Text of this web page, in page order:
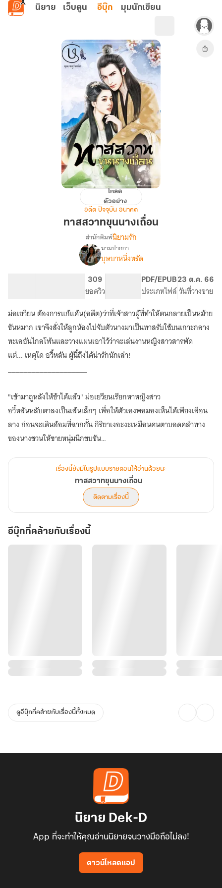
ข้ามไปยังเนื้อหาหลัก
นิยาย เว็บตูน อีบุ๊ก มุมนักเขียน
ขุนนาง
โหลด
ตัวอย่าง
อดีต ปัจจุบัน อนาคต
ทาสสวาทขุนนางเถื่อน
เรื่อง
ทาส
สำนักพิมพ์นิยามรัก
นามปากกา
บุษบาหนึ่งหรัด
309
ยอดวิว
PDF/EPUB
ประเภทไฟล์
23 ต.ค. 66
วันที่วางขาย
ม่อเยวียน ต้องการแก้แค้น(อดีต)ว่าที่เจ้าสาวผู้ที่ทำให้ตนกลายเป็นหม้าย
ขันหมาก เขาจึงสั่งให้ลูกน้องไปจับตัวนางมาเป็นทาสรับใช้บนเกาะกลาง
ทะเลอันไกลโพ้นและวางแผนเอาไว้ว่าจะเล่นงานหญิงสาวสารพัด
แต่... เหตุใด อวี้หลัน ผู้นี้ถึงได้น่ารักนักเล่า!
____________________
"เข้ามาถูหลังให้ข้าได้แล้ว" ม่อเยวียนเรียกหาหญิงสาว
อวี้หลันหลับตาลงเป็นเส้นเล็กๆ เพื่อให้ตัวเองพอมองเห็นได้เพียงเลือน
ลาง ก่อนจะเดินอ้อมที่ฉากกั้น กิริยาเงอะงะเหมือนคนตาบอดคลำทาง
ของนางชวนให้ชายหนุ่มนึกขบขัน
หลับตา" เขาเอ่ยออกมาอย่างเหลือทน
หญิงสาวรีบลืมตาขึ้นทันที
"ข้าทำเช่นนี้ก็เพื่อความสบายใจของท่านต่างหากเล่า"
"ถาดเครื่องหอมวางอยู่ตรงนั้น" เขาชี้ไปทางปลายเท้า
"ห๊า!" อวี้หลันอุทานออกมาเสียงดังด้วยความลืมตัว แบบนี้... ตอนที่เดิน
กลับมานางก็ต้องเห็นอะไรต่อมิอะไรของเขาน่ะสิ!
"เจ้ามองหาสิ่งใดอีก ถาดเครื่องหอมวางอยู่บนโต๊ะ มองไม่เห็นรึ"
เรื่องนี้ยังมีในรูปแบบรายตอนให้อ่านด้วยนะ
ทาสสวาทขุนนางเถื่อน
ติดตามเรื่องนี้
อีบุ๊กที่คล้ายกับเรื่องนี้
ดูอีบุ๊กที่คล้ายกับเรื่องนี้ทั้งหมด
นิยาย Dek-D
App ที่จะทำให้คุณอ่านนิยายจนวางมือถือไม่ลง!
ดาวน์โหลดแอป